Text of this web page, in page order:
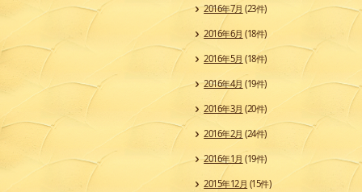
2016年7月 (23件)
2016年6月 (18件)
2016年5月 (18件)
2016年4月 (19件)
2016年3月 (20件)
2016年2月 (24件)
2016年1月 (19件)
2015年12月 (15件)